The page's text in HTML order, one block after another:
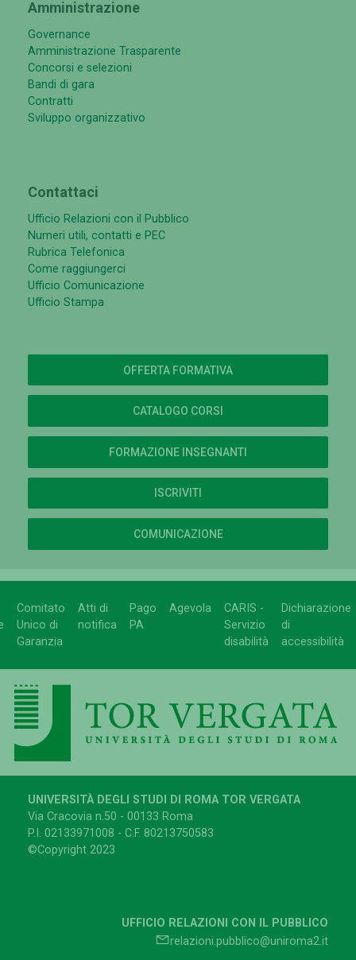
Amministrazione
Governance
Amministrazione Trasparente
Concorsi e selezioni
Bandi di gara
Contratti
Sviluppo organizzativo
Contattaci
Ufficio Relazioni con il Pubblico
Numeri utili, contatti e PEC
Rubrica Telefonica
Come raggiungerci
Ufficio Comunicazione
Ufficio Stampa
OFFERTA FORMATIVA
CATALOGO CORSI
FORMAZIONE INSEGNANTI
ISCRIVITI
COMUNICAZIONE
Comitato
Unico di
Garanzia
Atti di
notifica
Pago
PA
Agevola
CARIS -
Servizio
disabilità
Dichiarazione
di
accessibilità
UNIVERSITÀ DEGLI STUDI DI ROMA TOR VERGATA
Via Cracovia n.50 - 00133 Roma
P.I. 02133971008 - C.F. 80213750583
©Copyright 2023
UFFICIO RELAZIONI CON IL PUBBLICO
relazioni.pubblico@uniroma2.it